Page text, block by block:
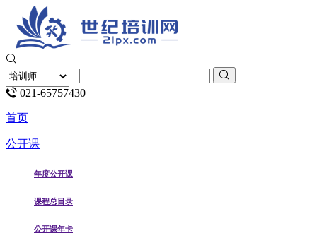
021-65757430
首页
公开课
年度公开课
课程总目录
公开课年卡